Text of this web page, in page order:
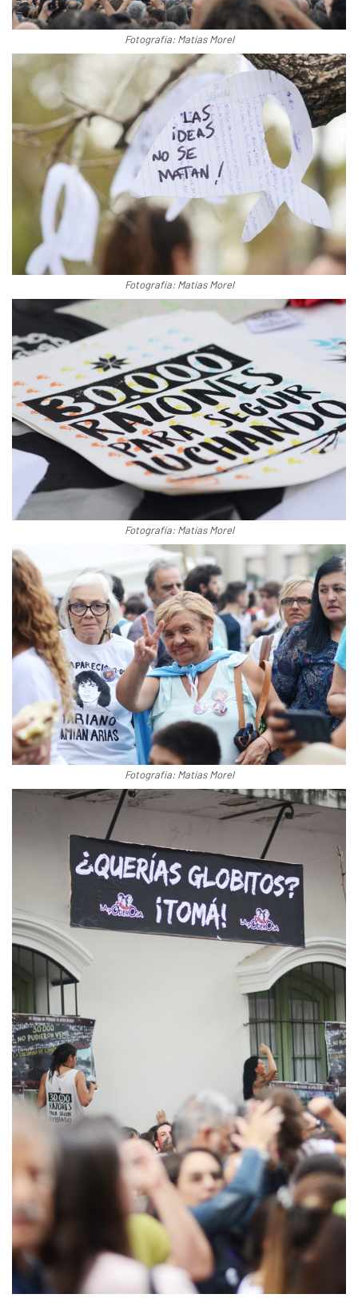
Fotografía: Matías Morel
Fotografía: Matías Morel
Fotografía: Matías Morel
Fotografía: Matías Morel